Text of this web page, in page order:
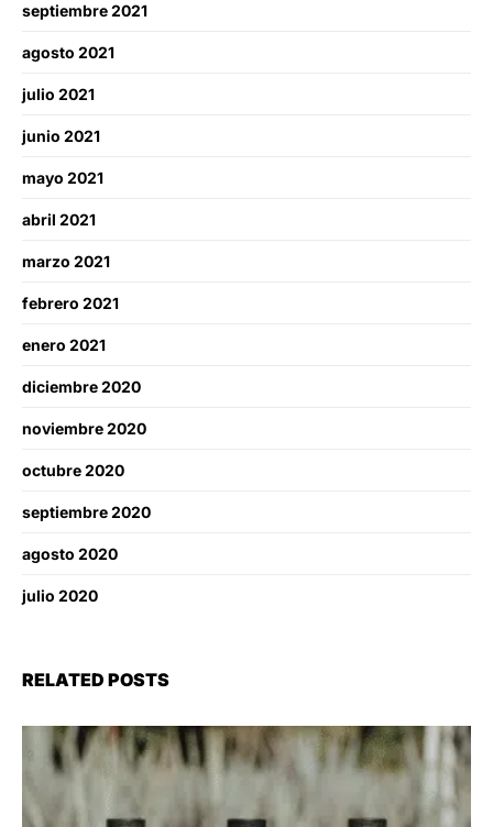
septiembre 2021
agosto 2021
julio 2021
junio 2021
mayo 2021
abril 2021
marzo 2021
febrero 2021
enero 2021
diciembre 2020
noviembre 2020
octubre 2020
septiembre 2020
agosto 2020
julio 2020
RELATED POSTS